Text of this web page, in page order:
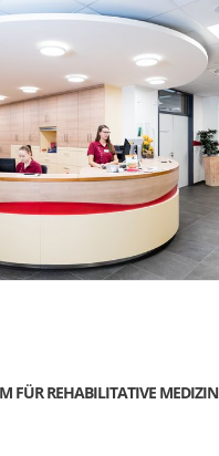
FÜR REHABILITATIVE MEDIZIN